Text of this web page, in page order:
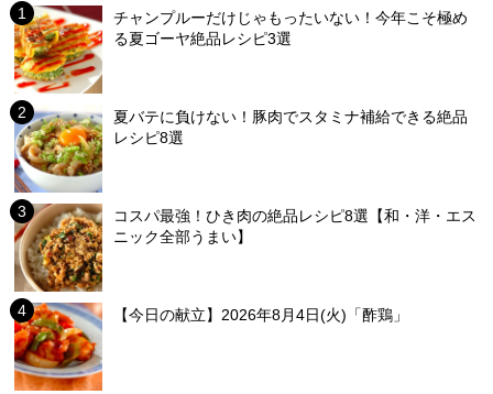
チャンプルーだけじゃもったいない！今年こそ極め
る夏ゴーヤ絶品レシピ3選
夏バテに負けない！豚肉でスタミナ補給できる絶品
レシピ8選
コスパ最強！ひき肉の絶品レシピ8選【和・洋・エス
ニック全部うまい】
【今日の献立】2026年8月4日(火)「酢鶏」